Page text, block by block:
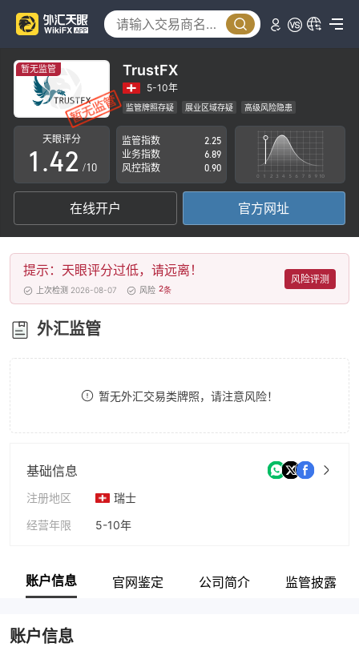
暂无监管 TrustFX
5-10年
监管牌照存疑 展业区域存疑 高级风险隐患
天眼评分
0
1
2
3
4
5
6
7
.
0
1
2
3
4
5
6
7
8
9
0
1
2
3
4
5
6
7
8
/10
监管指数
2.25
业务指数
6.89
风控指数
0.90
在线开户 官方网址
提示：天眼评分过低，请远离！
上次检测 2026-08-07 风险 2条
风险评测
外汇监管
暂无外汇交易类牌照，请注意风险！
基础信息
注册地区
瑞士
经营年限
5-10年
账户信息 官网鉴定 公司简介 监管披露
账户信息